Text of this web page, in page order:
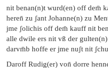
nit benan(n)t wurd(en) off dem̄
heren̄ zu ʃant Johanne(n) zu
jme ʃolichis off dem̄ kauff nit
alle dwile ers nit vß der
darvm̄b hoffe er jme nuʃt nit
Daroff Rudig(er) von̄ dorre